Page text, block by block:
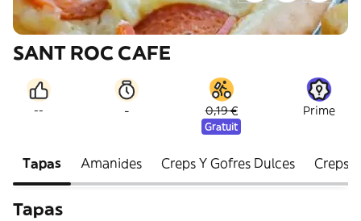
SANT ROC CAFE
-- - 0,19 €
Gratuit
Prime
Tapas Amanides Creps Y Gofres Dulces Creps
Tapas